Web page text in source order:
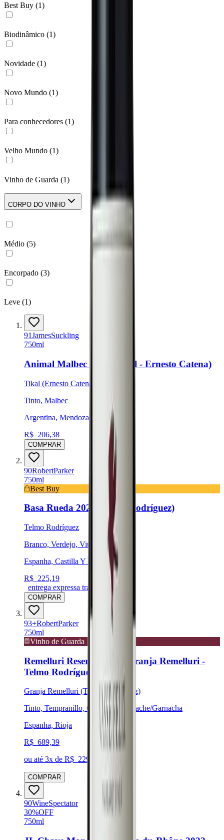
Best Buy (1)
Biodinâmico (1)
Novidade (1)
Novo Mundo (1)
Para conhecedores (1)
Velho Mundo (1)
Vinho de Guarda (1)
CORPO DO VINHO
Médio (5)
Encorpado (3)
Leve (1)
91JamesSuckling
750ml
Animal Malbec 2024 (Tikal - Ernesto Catena)
Tikal (Ernesto Catena)
Tinto, Malbec
Argentina, Mendoza
R$ 206,38
COMPRAR
90RobertParker
750ml
Best Buy
Basa Rueda 2023 (Telmo Rodríguez)
Telmo Rodríguez
Branco, Verdejo, Viura
Espanha, Castilla Y León
R$ 225,19
entrega expressa trancoso
COMPRAR
93+RobertParker
750ml
Vinho de Guarda
Remelluri Reserva 2016 (Granja Remelluri -
Telmo Rodríguez)
Granja Remelluri (Telmo Rodríguez)
Tinto, Tempranillo, Graciano, Grenache/Garnacha
Espanha, Rioja
R$ 689,39
ou até 3x de R$ 229,80
COMPRAR
90WineSpectator
30%OFF
750ml